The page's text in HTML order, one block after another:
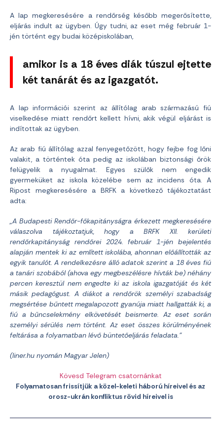
A lap megkeresésére a rendőrség később megerősítette,
eljárás indult az ügyben. Úgy tudni, az eset még február 1-
jén történt egy budai középiskolában,
amikor is a 18 éves diák túszul ejtette
két tanárát és az igazgatót.
A lap információi szerint az állítólag arab származású fiú
viselkedése miatt rendőrt kellett hívni, akik végül eljárást is
indítottak az ügyben.
Az arab fiú állítólag azzal fenyegetőzött, hogy fejbe fog lőni
valakit, a történtek óta pedig az iskolában biztonsági őrök
felügyelik a nyugalmat. Egyes szülők nem engedik
gyermeküket az iskola közelébe sem az incidens óta. A
Ripost megkeresésére a BRFK a következő tájékoztatást
adta:
„A Budapesti Rendőr-főkapitányságra érkezett megkeresésére
válaszolva tájékoztatjuk, hogy a BRFK XII. kerületi
rendőrkapitányság rendőrei 2024. február 1-jén bejelentés
alapján mentek ki az említett iskolába, ahonnan előállították az
egyik tanulót. A rendelkezésre álló adatok szerint a 18 éves fiú
a tanári szobából (ahova egy megbeszélésre hívták be) néhány
percen keresztül nem engedte ki az iskola igazgatóját és két
másik pedagógust. A diákot a rendőrök személyi szabadság
megsértése bűntett megalapozott gyanúja miatt hallgatták ki, a
fiú a bűncselekmény elkövetését beismerte. Az eset során
személyi sérülés nem történt. Az eset összes körülményének
feltárása a folyamatban lévő büntetőeljárás feladata.”
(liner.hu nyomán Magyar Jelen)
Kövesd Telegram csatornánkat
Folyamatosan frissítjük a közel-keleti háború híreivel és az
orosz-ukrán konfliktus rövid híreivel is